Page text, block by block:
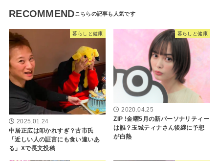
RECOMMEND
暮らしと健康
2025.01.24
中居正広は叩かれすぎ？古市氏
「近しい人の証言にも食い違いあ
る」Xで長文投稿
暮らしと健康
2020.04.25
ZIP !金曜5月の新パーソナリティー
は誰？玉城ティナさん後継に予想
が白熱